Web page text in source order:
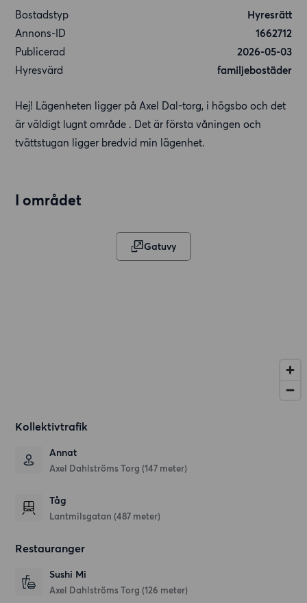
Bostadstyp
Hyresrätt
Annons-ID
1662712
Publicerad
2026-05-03
Hyresvärd
familjebostäder
Hej! Lägenheten ligger på Axel Dal-torg, i högsbo och det
är väldigt lugnt område . Det är första våningen och
tvättstugan ligger bredvid min lägenhet.
I området
Gatuvy
Kollektivtrafik
Annat
Axel Dahlströms Torg (147 meter)
Tåg
Lantmilsgatan (487 meter)
Restauranger
Sushi Mi
Axel Dahlströms Torg (126 meter)